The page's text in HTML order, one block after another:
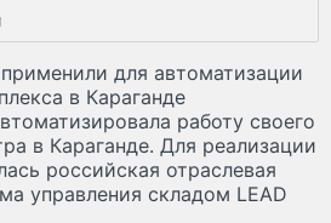
для автоматизации
в Караганде
работу своего
в Караганде. Для реализации
российская отраслевая
управления складом LEAD